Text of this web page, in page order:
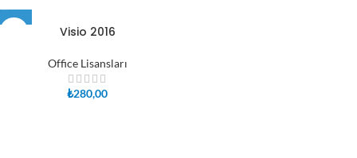
Visio 2016
Office Lisansları
₺280,00